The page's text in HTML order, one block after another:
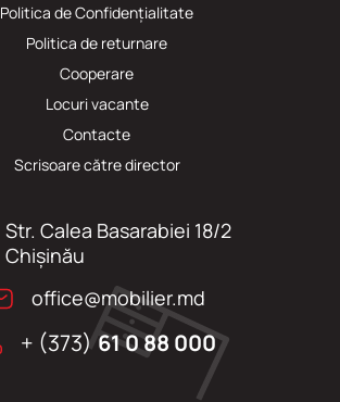
Politica de Confidențialitate
Politica de returnare
Cooperare
Locuri vacante
Сontacte
Scrisoare către director
Str. Calea Basarabiei 18/2
Chişinău
office@mobilier.md
+ (373)61 0 88 000